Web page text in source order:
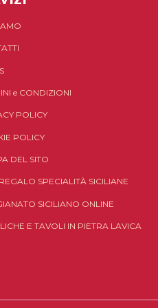
eCONDIZIONI
POLICY
POLICY
DEL SITO
SPECIALITÀ SICILIANE
SICILIANO ONLINE
E TAVOLI IN PIETRA LAVICA